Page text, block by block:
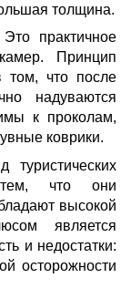
толщина.
Это практичное
Принцип
том, что после
надуваются
к проколам,
коврики.
тем, что они
высокой
является
и недостатки:
осторожности